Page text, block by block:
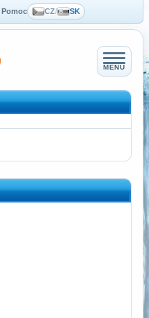
Pomoc CZ/ SK
MENU